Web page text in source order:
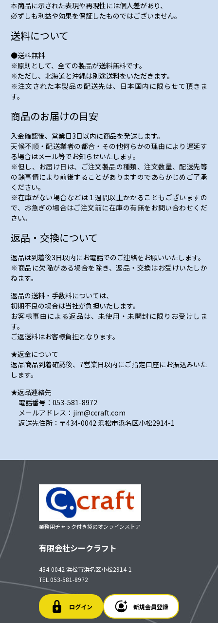
本商品に示された表現や再現性には個人差があり、
必ずしも利益や効果を保証したものではございません。
送料について
●送料無料
※原則として、全ての製品が送料無料です。
※ただし、北海道と沖縄は別途送料をいただきます。
※注文された本製品の配送先は、日本国内に限らせて頂きま
す。
商品のお届けの目安
入金確認後、営業日3日以内に商品を発送します。
天候不順・配送業者の都合・その他何らかの理由により遅延す
る場合はメール等でお知らせいたします。
※但し、お届け日は、ご注文製品の種類、注文数量、配送先等
の諸事情により前後することがありますのであらかじめご了承
ください。
※在庫がない場合などは１週間以上かかることもございますの
で、お急ぎの場合はご注文前に在庫の有無をお問い合わせくだ
さい。
返品・交換について
返品は到着後3日以内にお電話でのご連絡をお願いいたします。
※商品に欠陥がある場合を除き、返品・交換はお受けいたしか
ねます。
返品の送料・手数料については、
初期不良の場合は当社が負担いたします。
お客様事由による返品は、未使用・未開封に限りお受けしま
す。
ご返送料はお客様負担となります。
★返金について
返品商品到着確認後、7営業日以内にご指定口座にお振込みいた
します。
★返品連絡先
電話番号：053-581-8972
メールアドレス：jim@ccraft.com
返送先住所：〒434-0042 浜松市浜名区小松2914-1
業務用チャック付き袋のオンラインストア
有限会社シークラフト
434-0042 浜松市浜名区小松2914-1
TEL 053-581-8972
ログイン 新規会員登録